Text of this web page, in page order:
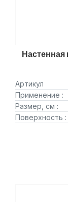
Артикул
Применение :
Размер, см :
Поверхность :